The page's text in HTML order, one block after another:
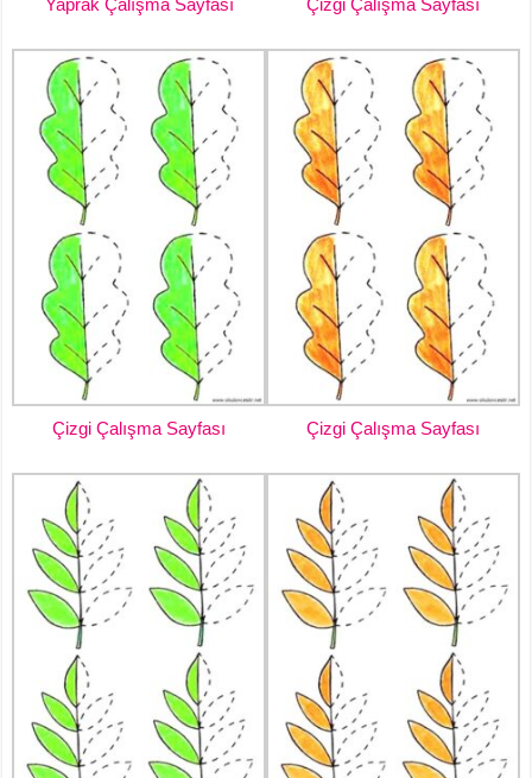
Yaprak Çalışma Sayfası Çizgi Çalışma Sayfası
Çizgi Çalışma Sayfası Çizgi Çalışma Sayfası